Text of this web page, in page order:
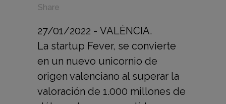
Share
27/01/2022 - VALÈNCIA.
La startup Fever, se convierte
en un nuevo unicornio de
origen valenciano al superar la
valoración de 1.000 millones de